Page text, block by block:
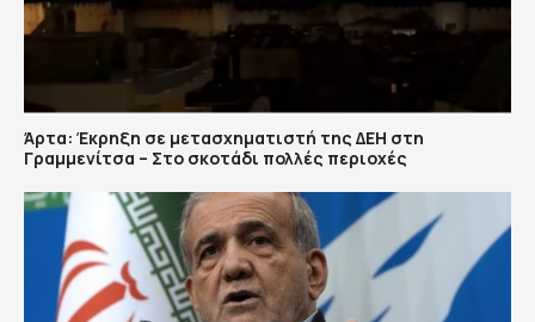
Άρτα: Έκρηξη σε μετασχηματιστή της ΔΕΗ στη
Γραμμενίτσα – Στο σκοτάδι πολλές περιοχές